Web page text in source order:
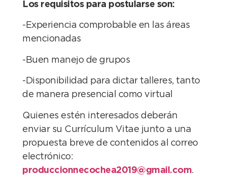
Los requisitos para postularse son:
-Experiencia comprobable en las áreas
mencionadas
-Buen manejo de grupos
-Disponibilidad para dictar talleres, tanto
de manera presencial como virtual
Quienes estén interesados deberán
enviar su Currículum Vitae junto a una
propuesta breve de contenidos al correo
electrónico:
produccionnecochea2019@gmail.com.